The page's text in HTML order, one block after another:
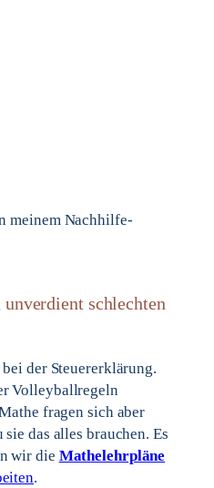
meinem Nachhilfe-
schlechten
der Steuererklärung.
Volleyballregeln
fragen sich aber
das alles brauchen. Es
wir die Mathelehrpläne
.